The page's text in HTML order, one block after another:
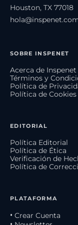
Houston, TX 77018
SOBRE INSPENET
Acerca de Inspenet
Términos y
Política de
Política de Cookies
EDITORIAL
Política Editorial
Política de Ética
Verificación de
Política de
PLATAFORMA
• Crear Cuenta